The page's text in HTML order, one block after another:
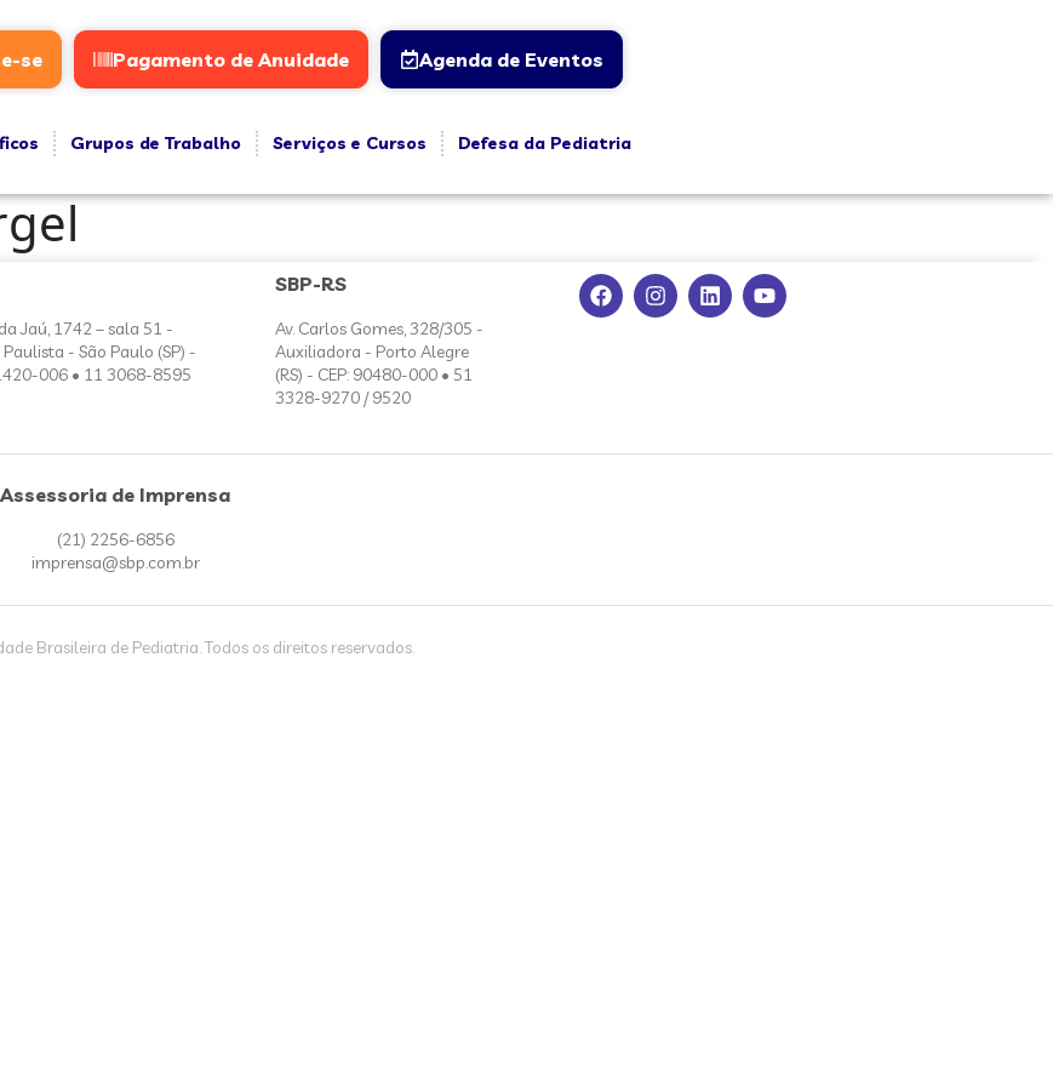
se Pagamento de Anuidade Agenda de Eventos
Grupos de Trabalho Serviços e Cursos
Defesa da Pediatria
Jaú, 1742 – sala 51 -
- São Paulo (SP) -
006 • 11 3068-8595
SBP-RS
Av. Carlos Gomes, 328/305 -
Auxiliadora - Porto Alegre
(RS) - CEP: 90480-000 • 51
3328-9270 / 9520
Assessoria de Imprensa
(21) 2256-6856
imprensa@sbp.com.br
Brasileira de Pediatria. Todos os direitos reservados.